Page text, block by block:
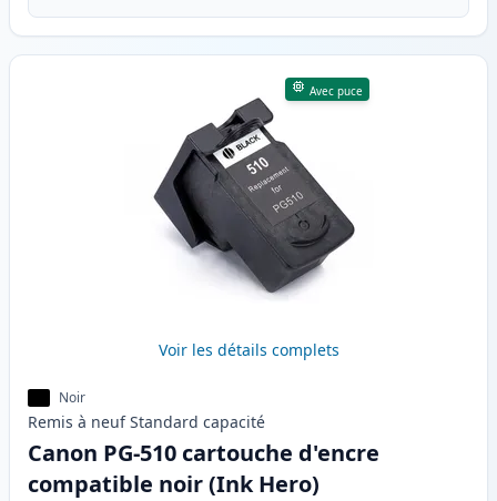
Avec puce
Voir les détails complets
Noir
Remis à neuf Standard capacité
Canon PG-510 cartouche d'encre
compatible noir (Ink Hero)